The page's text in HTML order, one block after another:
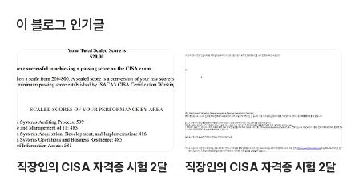
이 블로그 인기글
직장인의 CISA 자격증 시험 2달
직장인의 CISA 자격증 시험 2달